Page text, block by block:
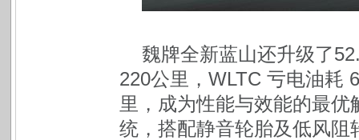
魏牌全新蓝山还升级了
220公里，WLTC 亏电油耗
里，成为性能与效能的最
统，搭配静音轮胎及低风